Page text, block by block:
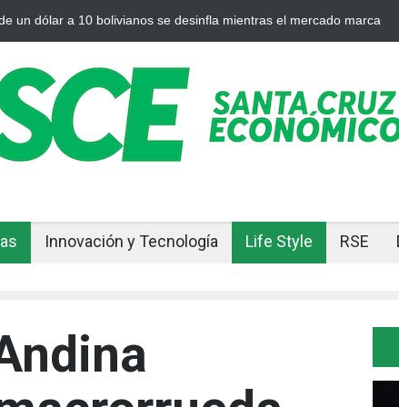
bolivianos se desinfla mientras el mercado marca
Cuando el
Innovación y Tecnología Life Style RSE